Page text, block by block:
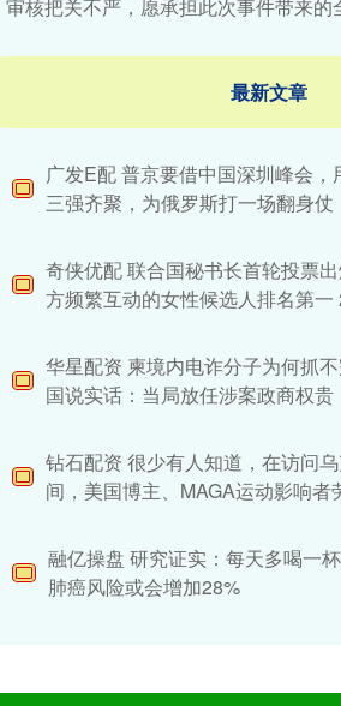
审核把关不严，愿承担此次事件带来
最新文章
广发E配 普京要借中国深圳峰会，
三强齐聚，为俄罗斯打一场翻身仗
奇侠优配 联合国秘书长首轮投票
方频繁互动的女性候选人排名第一
华星配资 柬境内电诈分子为何抓
国说实话：当局放任涉案政商权贵
钻石配资 很少有人知道，在访问
间，美国博主、MAGA运动影响者
融亿操盘 研究证实：每天多喝一
肺癌风险或会增加28%